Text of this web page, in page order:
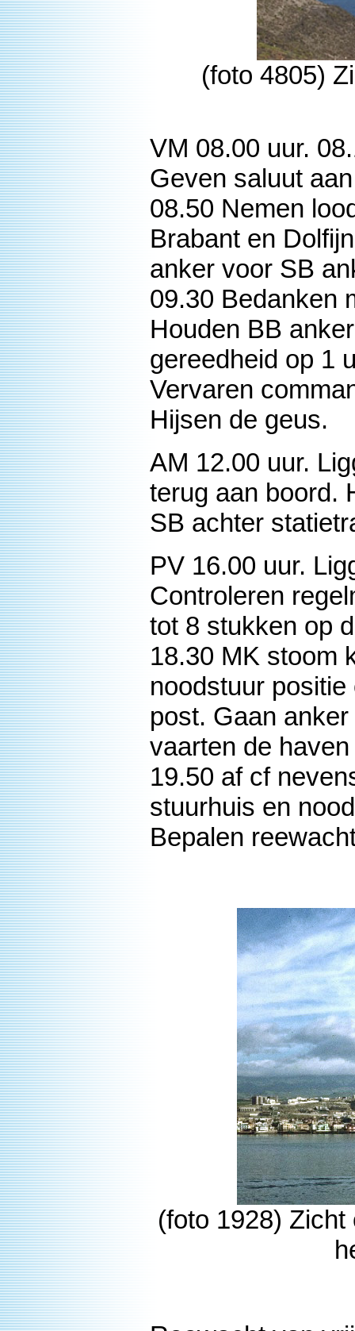
(foto 4805)
VM 08.00 uur.
Geven saluut
08.50 Nemen
Brabant en
anker voor SB
09.30 Bedanken
Houden BB
gereedheid op 1
Vervaren
Hijsen de geus.
AM 12.00 uur.
terug aan boord.
SB achter
PV 16.00 uur.
Controleren
tot 8 stukken op
18.30 MK stoom
noodstuur
post. Gaan
vaarten de
19.50 af cf
stuurhuis en
Bepalen
(foto 1928)